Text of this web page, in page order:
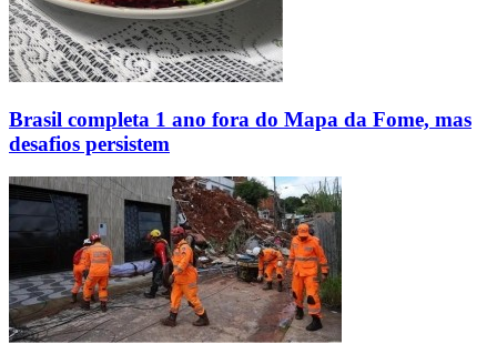
Brasil completa 1 ano fora do Mapa da Fome, mas
desafios persistem